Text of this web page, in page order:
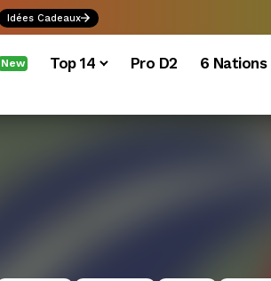
Idées Cadeaux
New Top 14 Pro D2 6 Nations